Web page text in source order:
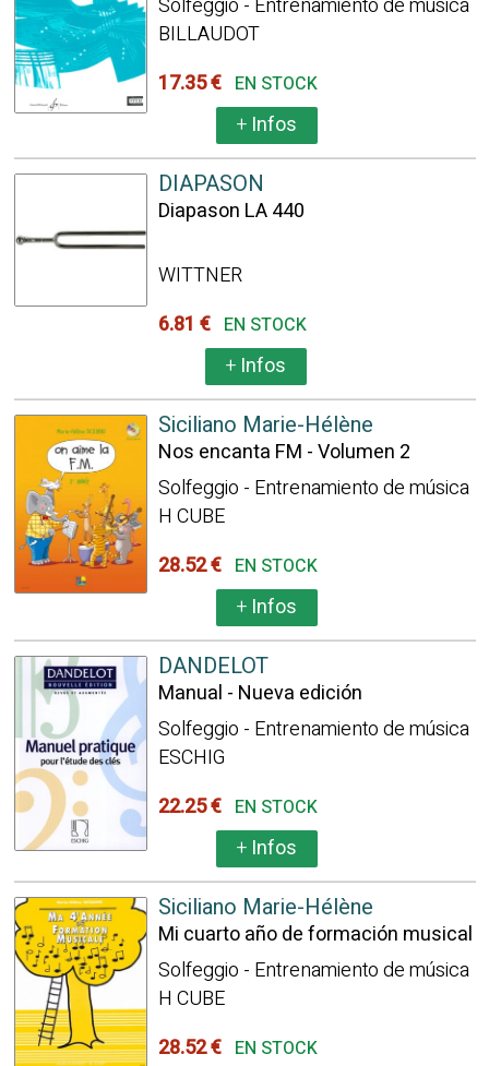
Solfeggio - Entrenamiento de música
BILLAUDOT
17.35 € EN STOCK
+Infos
DIAPASON
Diapason LA 440
WITTNER
6.81 € EN STOCK
+Infos
Siciliano Marie-Hélène
Nos encanta FM - Volumen 2
Solfeggio - Entrenamiento de música
H CUBE
28.52 € EN STOCK
+Infos
DANDELOT
Manual - Nueva edición
Solfeggio - Entrenamiento de música
ESCHIG
22.25 € EN STOCK
+Infos
Siciliano Marie-Hélène
Mi cuarto año de formación musical
Solfeggio - Entrenamiento de música
H CUBE
28.52 € EN STOCK